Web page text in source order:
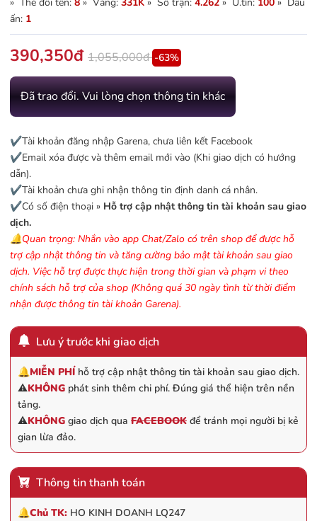
» Thẻ đổi tên: 8 » Vàng: 331K » Số trận: 4.262 » U.tín: 100 » Dấu
ấn: 1
390,350đ 1,055,000đ -63%
Đã trao đổi. Vui lòng chọn thông tin khác
✔️Tài khoản đăng nhập Garena, chưa liên kết Facebook
✔️Email xóa được và thêm email mới vào (Khi giao dịch có hướng
dẫn).
✔️Tài khoản chưa ghi nhận thông tin định danh cá nhân.
✔️Có số điện thoại » Hỗ trợ cập nhật thông tin tài khoản sau giao
dịch.
🔔Quan trọng: Nhắn vào app Chat/Zalo có trên shop để được hỗ
trợ cập nhật thông tin và tăng cường bảo mật tài khoản sau giao
dịch. Việc hỗ trợ được thực hiện trong thời gian và phạm vi theo
chính sách hỗ trợ của shop (Không quá 30 ngày tình từ thời điểm
nhận được thông tin tài khoản Garena).
Lưu ý trước khi giao dịch
🔔MIỄN PHÍ hỗ trợ cập nhật thông tin tài khoản sau giao dịch.
⚠️KHÔNG phát sinh thêm chi phí. Đúng giá thể hiện trên nền
tảng.
⚠️KHÔNG giao dịch qua FACEBOOK để tránh mọi người bị kẻ
gian lừa đảo.
Thông tin thanh toán
🔔Chủ TK: HO KINH DOANH LQ247